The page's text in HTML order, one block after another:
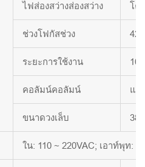
ไฟส่องสว่างส่องสว่าง โค
ช่วงโฟกัสช่วง 42
ระยะการใช้งาน
คอลัมน์คอลัมน์ แท่
ขนาดวงเล็บ
ใน: 110 ~ 220VAC; เอาท์พุท: